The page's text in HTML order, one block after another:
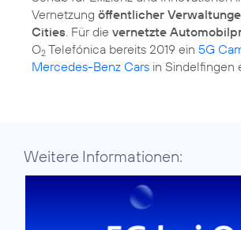
Vernetzung öffentlicher
Cities. Für die vernetzte
O2 Telefónica bereits 2019 ein 5G
Mercedes-Benz Cars in Sindelfingen
Weitere Informationen: